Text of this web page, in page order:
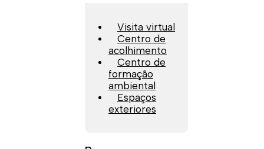
Visita virtual
Centro de
acolhimento
Centro de
formação
ambiental
Espaços
exteriores